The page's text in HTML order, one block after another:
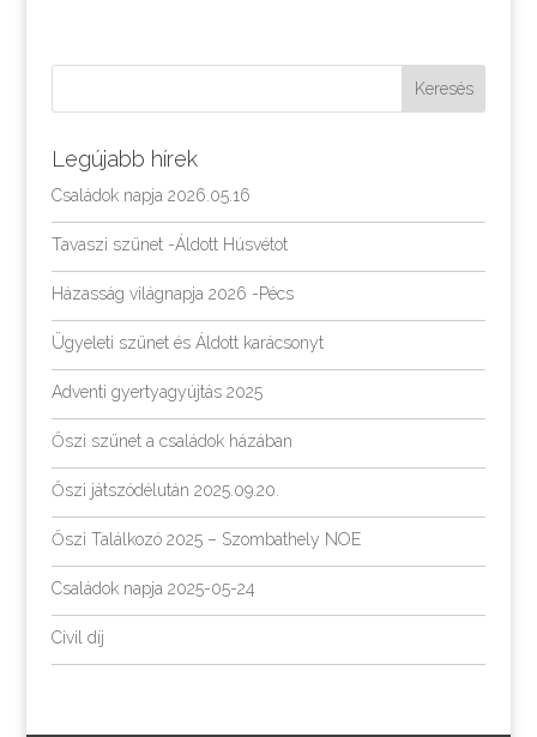
Legújabb hírek
Családok napja 2026.05.16
Tavaszi szünet -Áldott Húsvétot
Házasság világnapja 2026 -Pécs
Ügyeleti szünet és Áldott karácsonyt
Adventi gyertyagyújtás 2025
Őszi szünet a családok házában
Őszi játszódélután 2025.09.20.
Őszi Találkozó 2025 – Szombathely NOE
Családok napja 2025-05-24
Civil díj